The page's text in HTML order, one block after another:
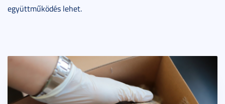
együttműködés lehet.